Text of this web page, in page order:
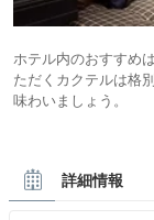
ホテル内のおすすめ
ただくカクテルは格
味わいましょう。
詳細情報